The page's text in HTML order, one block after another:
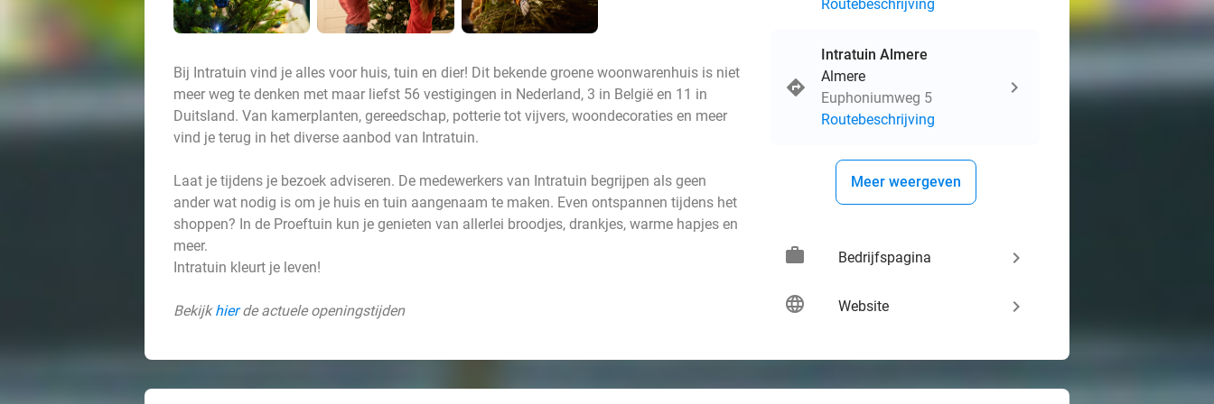
Bij Intratuin vind je alles voor huis, tuin en dier! Dit bekende groene woonwarenhuis is niet
meer weg te denken met maar liefst 56 vestigingen in Nederland, 3 in België en 11 in
Duitsland. Van kamerplanten, gereedschap, potterie tot vijvers, woondecoraties en meer
vind je terug in het diverse aanbod van Intratuin.
Laat je tijdens je bezoek adviseren. De medewerkers van Intratuin begrijpen als geen
ander wat nodig is om je huis en tuin aangenaam te maken. Even ontspannen tijdens het
shoppen? In de Proeftuin kun je genieten van allerlei broodjes, drankjes, warme hapjes en
meer.
Intratuin kleurt je leven!
Bekijkhierde actuele openingstijden
Routebeschrijving
Intratuin Almere
Almere
Euphoniumweg 5
Routebeschrijving
Meer weergeven
work Bedrijfspagina keyboard_arrow_right
language Website keyboard_arrow_right